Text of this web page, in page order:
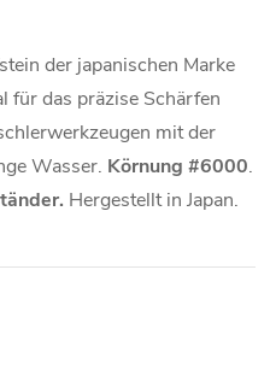
der japanischen Marke
für das präzise Schärfen
mit der
Wasser. Körnung #6000.
Hergestellt in Japan.